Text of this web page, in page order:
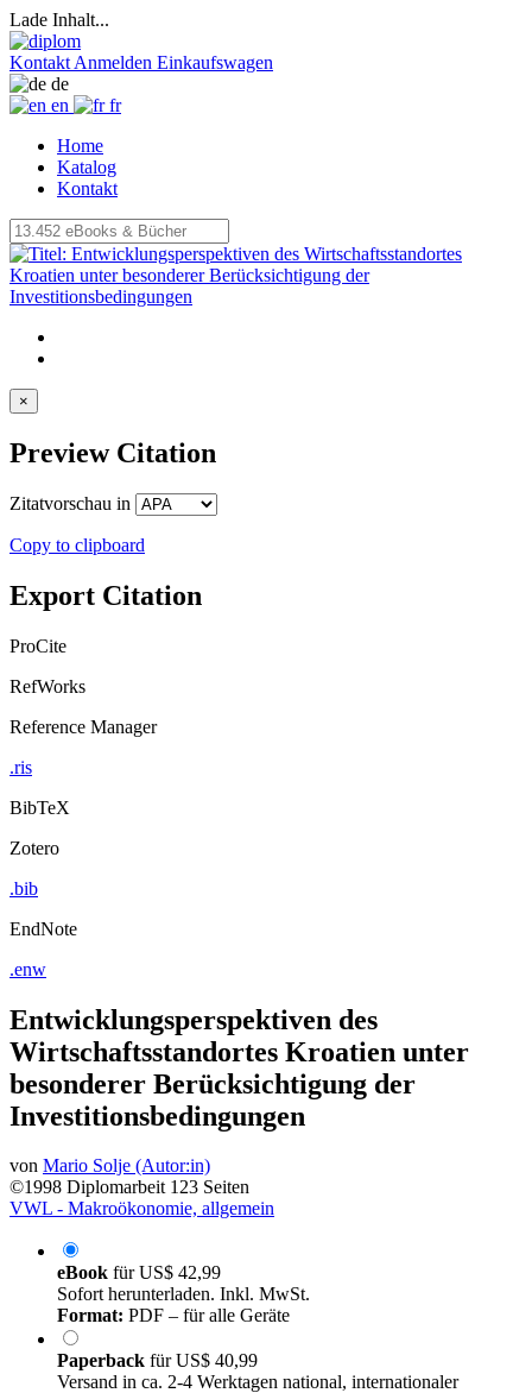
Lade Inhalt...
Kontakt Anmelden Einkaufswagen
de
en
fr
Home
Katalog
Kontakt
Preview Citation
Zitatvorschau in
Copy to clipboard
Export Citation
ProCite
RefWorks
Reference Manager
.ris
BibTeX
Zotero
.bib
EndNote
.enw
Entwicklungsperspektiven des
Wirtschaftsstandortes Kroatien unter
besonderer Berücksichtigung der
Investitionsbedingungen
vonMario Solje (Autor:in)
VWL - Makroökonomie, allgemein
Sofort herunterladen. Inkl. MwSt.
Format:PDF – für alle Geräte
PaperbackfürUS$ 40,99
Versand in ca. 2-4 Werktagen national, internationaler
Versand möglich